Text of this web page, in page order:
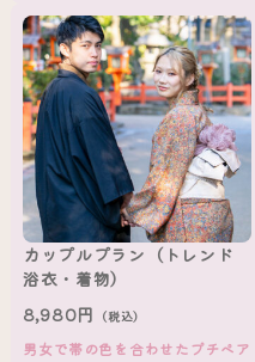
カップルプラン（トレンド
浴衣・着物）
8,980円 （税込）
男女で帯の色を合わせたプチペア